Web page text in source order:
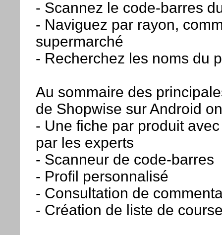
- Scannez le code-barres
- Naviguez par rayon,
supermarché
- Recherchez les noms du
Au sommaire des
de Shopwise sur Android
- Une fiche par produit
par les experts
- Scanneur de code-barres
- Profil personnalisé
- Consultation de
- Création de liste de